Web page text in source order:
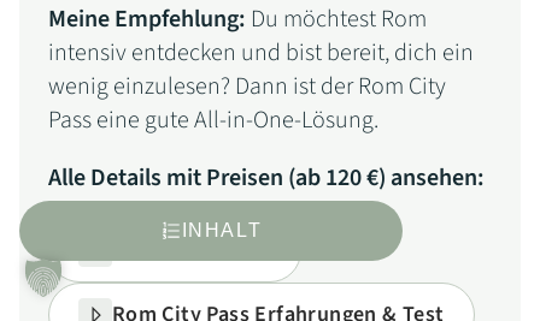
INHALT
Meine Empfehlung: Du möchtest Rom
intensiv entdecken und bist bereit, dich ein
wenig einzulesen? Dann ist der Rom City
Pass eine gute All-in-One-Lösung.
Alle Details mit Preisen (ab 120 €) ansehen:
Rom City Pass Erfahrungen & Test